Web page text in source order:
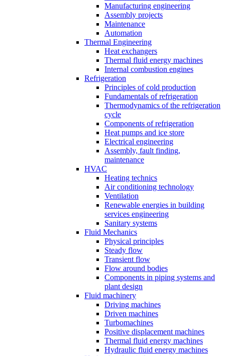
Manufacturing engineering
Assembly projects
Maintenance
Automation
Thermal Engineering
Heat exchangers
Thermal fluid energy machines
Internal combustion engines
Refrigeration
Principles of cold production
Fundamentals of refrigeration
Thermodynamics of the refrigeration
cycle
Components of refrigeration
Heat pumps and ice store
Electrical engineering
Assembly, fault finding,
maintenance
HVAC
Heating technics
Air conditioning technology
Ventilation
Renewable energies in building
services engineering
Sanitary systems
Fluid Mechanics
Physical principles
Steady flow
Transient flow
Flow around bodies
Components in piping systems and
plant design
Fluid machinery
Driving machines
Driven machines
Turbomachines
Positive displacement machines
Thermal fluid energy machines
Hydraulic fluid energy machines